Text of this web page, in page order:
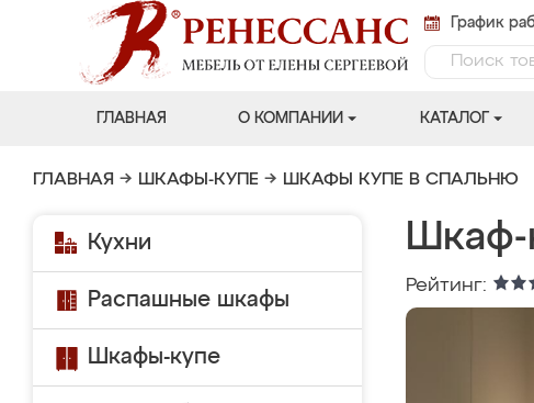
График
ГЛАВНАЯ О КОМПАНИИ КАТАЛОГ
ГЛАВНАЯ → ШКАФЫ-КУПЕ → ШКАФЫ КУПЕ В СПАЛЬНЮ
Кухни
Распашные шкафы
Шкафы-купе
Шкаф-
Рейтинг: